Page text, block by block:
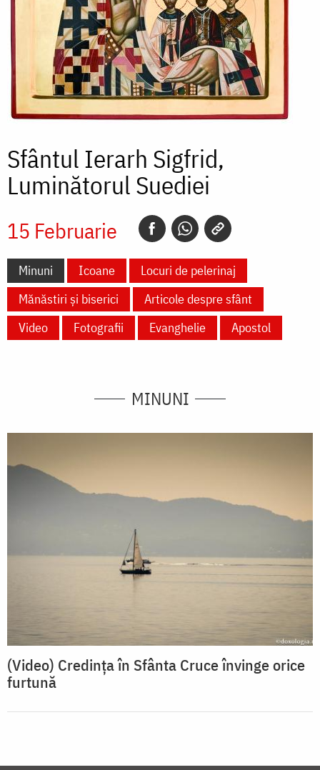
Sfântul Ierarh Sigfrid,
Luminătorul Suediei
15 Februarie
Minuni Icoane
Locuri de pelerinaj
Mănăstiri și biserici
Articole despre sfânt
Video
Fotografii Evanghelie Apostol
MINUNI
(Video) Credința în Sfânta Cruce învinge orice
furtună